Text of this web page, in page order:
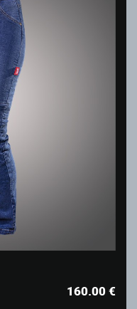
160.00€